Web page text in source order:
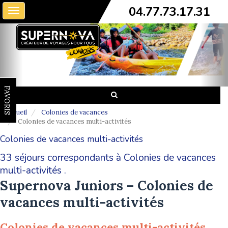
Toggle
navigation
04.77.73.17.31
FAVORIS
Accueil
Colonies de vacances
Colonies de vacances multi-activités
Colonies de vacances multi-activités
33 séjours correspondants à Colonies de vacances
multi-activités .
Supernova Juniors – Colonies de
vacances multi-activités